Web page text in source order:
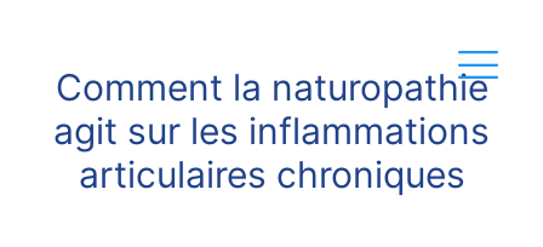
Comment la naturopathie
agit sur les inflammations
articulaires chroniques